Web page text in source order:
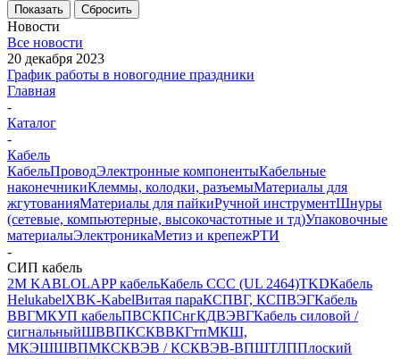
Показать Сбросить
Новости
Все новости
20 декабря 2023
График работы в новогодние праздники
Главная
-
Каталог
-
Кабель
КабельПроводЭлектронные компонентыКабельные
наконечникиКлеммы, колодки, разъемыМатериалы для
жгутованияМатериалы для пайкиРучной инструментШнуры
(сетевые, компьютерные, высокочастотные и тд)Упаковочные
материалыЭлектроникаМетиз и крепежРТИ
-
СИП кабель
2M KABLOLAPP кабельКабель CCC (UL 2464)TKDКабель
HelukabelXBK-KabelВитая параКСПВГ, КСПВЭГКабель
ВВГМКУП кабельПВСКПСнгКДВЭВГКабель силовой /
сигнальныйШВВПКСКВВКГтпМКШ,
МКЭШШВПМКСКВЭВ / КСКВЭВ-ВПШТЛППлоский